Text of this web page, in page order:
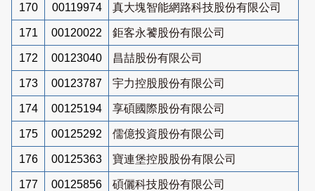
170 00119974 真大塊智能網路科技股份有限公司
171 00120022 鉅客永饕股份有限公司
172 00123040 昌喆股份有限公司
173 00123787 宇力控股股份有限公司
174 00125194 享碩國際股份有限公司
175 00125292 儒億投資股份有限公司
176 00125363 寶連堡控股股份有限公司
177 00125856 碩儷科技股份有限公司